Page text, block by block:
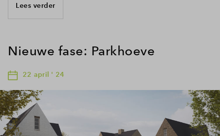
Lees verder
Nieuwe fase: Parkhoeve
22 april ' 24